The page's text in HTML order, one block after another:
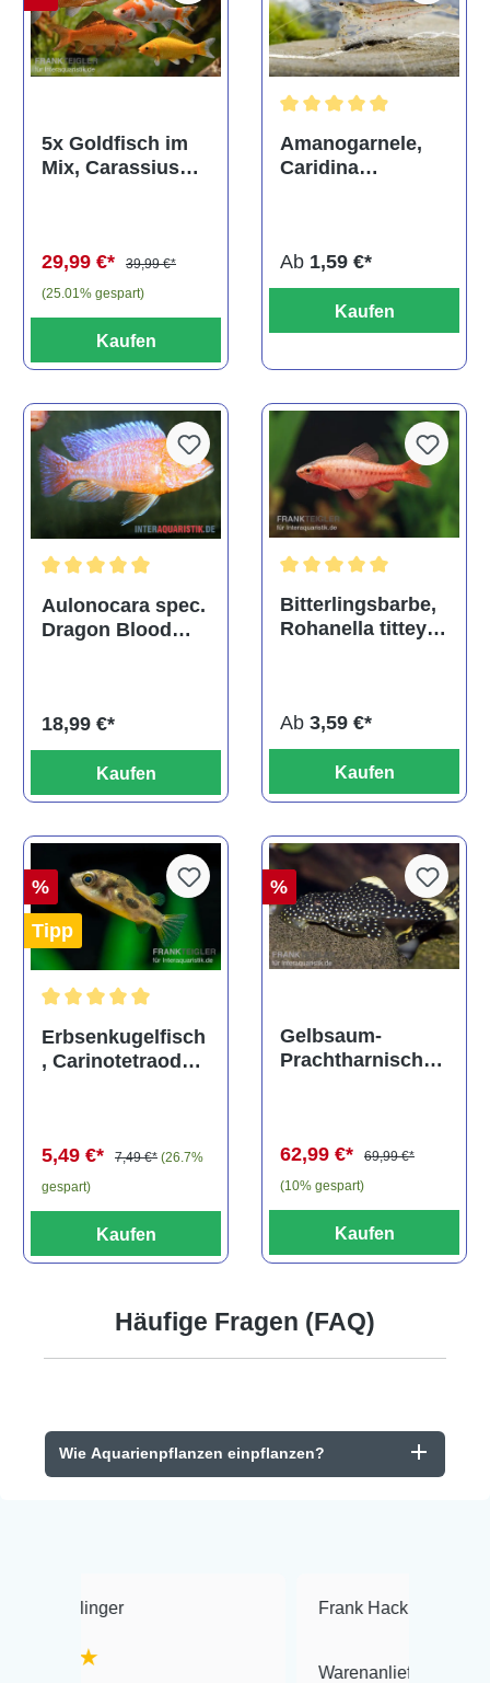
5x Goldfisch im
Mix, Carassius
29,99 €*
39,99 €*
(25.01% gespart)
Kaufen
Amanogarnele,
Caridina
Ab 1,59 €*
Kaufen
Durchschnittliche Bewertung von 5 von 5 Sternen
Aulonocara spec.
Dragon Blood
18,99 €*
Kaufen
Bitterlingsbarbe,
Rohanella titteya,
Ab 3,59 €*
Kaufen
%
Tipp
Durchschnittliche Bewertung von 5 von 5 Sternen
Erbsenkugelfisch
, Carinotetraodon
5,49 €* 7,49 €* (26.7%
gespart)
Kaufen
%
Gelbsaum-
Prachtharnischw
62,99 €*
69,99 €*
(10% gespart)
Kaufen
Häufige Fragen (FAQ)
Wie Aquarienpflanzen einpflanzen?
Frank Hackmayer ★★★★
Warenanlieferung Top und die